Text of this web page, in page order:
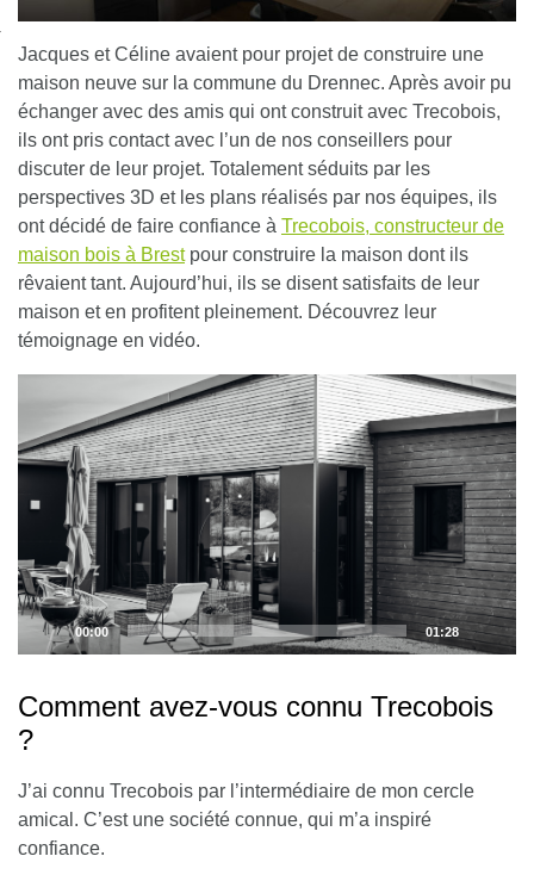
Jacques et Céline avaient pour projet de construire une
maison neuve sur la commune du Drennec. Après avoir pu
échanger avec des amis qui ont construit avec Trecobois,
ils ont pris contact avec l’un de nos conseillers pour
discuter de leur projet. Totalement séduits par les
perspectives 3D et les plans réalisés par nos équipes, ils
ont décidé de faire confiance à Trecobois, constructeur de
maison bois à Brestpour construire la maison dont ils
rêvaient tant. Aujourd’hui, ils se disent satisfaits de leur
maison et en profitent pleinement. Découvrez leur
témoignage en vidéo.
00:00 01:28
Comment avez-vous connu Trecobois
?
J’ai connu Trecobois par l’intermédiaire de mon cercle
amical. C’est une société connue, qui m’a inspiré
confiance.